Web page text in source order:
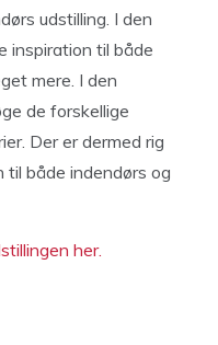
udstilling. I den
inspiration til både
mere. I den
de forskellige
Der er dermed rig
til både indendørs og
her.